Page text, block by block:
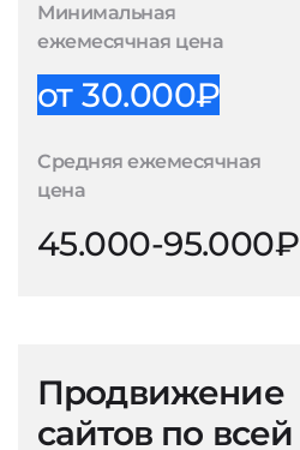
Минимальная
ежемесячная цена
от 30.000₽
Средняя ежемесячная
цена
45.000-95.000₽
Продвижение
сайтов по всей